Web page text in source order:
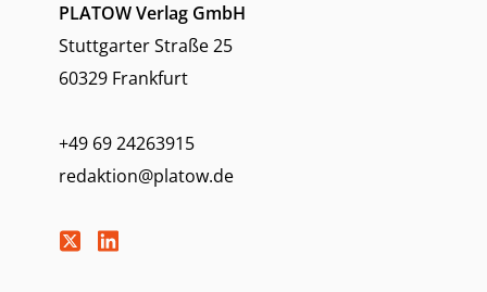
PLATOW Verlag GmbH
Stuttgarter Straße 25
60329 Frankfurt
+49 69 24263915
redaktion@platow.de